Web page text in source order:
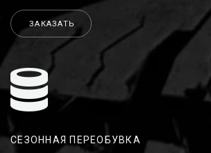
ЗАКАЗАТЬ
СЕЗОННАЯ ПЕРЕОБУВКА